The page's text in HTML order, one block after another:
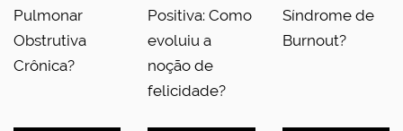
Pulmonar
Obstrutiva
Crônica?
Positiva: Como
evoluiu a
noção de
felicidade?
Síndrome de
Burnout?